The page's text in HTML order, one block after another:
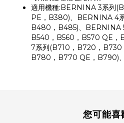
適用機種:BERNINA 3系列
PE，B380)、BERNINA 4
B480，B485)、BERNINA
B540，B560，B570 QE
7系列(B710，B720，B730
B780，B770 QE，B790)
您可能